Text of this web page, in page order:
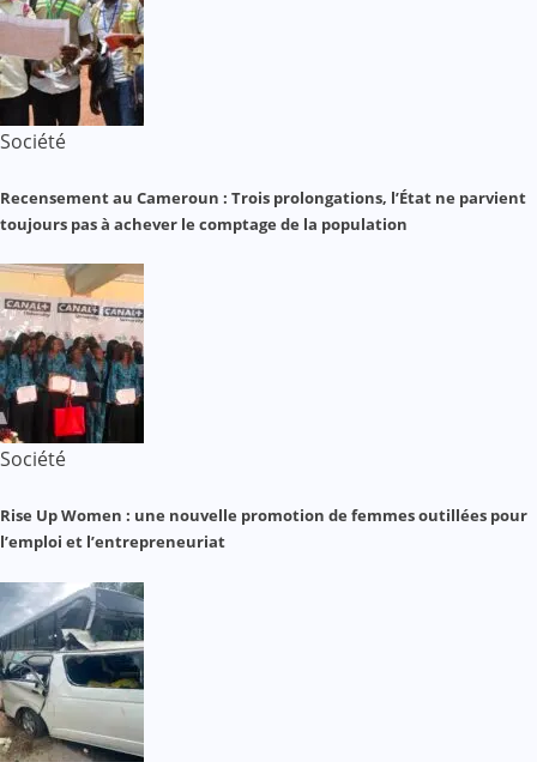
Société
Recensement au Cameroun : Trois prolongations, l’État ne parvient
toujours pas à achever le comptage de la population
Société
Rise Up Women : une nouvelle promotion de femmes outillées pour
l’emploi et l’entrepreneuriat